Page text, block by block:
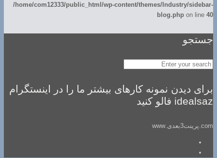
/home/com12333/public_html/wp-content/themes/Industry/sidebar-
blog.php on line 40
جستجو
برای دیدن نمونه کارهای بیشتر ما را در اینستگرام
idealsaz فالو کنید
com.پرینت3بعدی.www